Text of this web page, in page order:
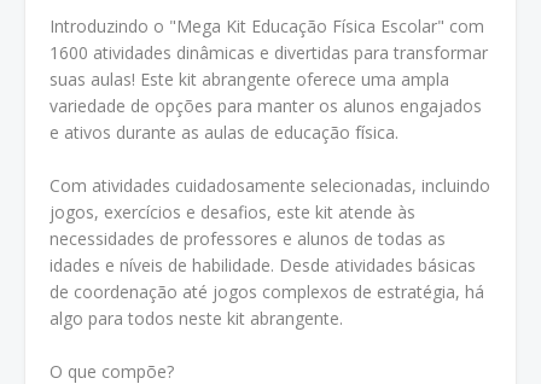
Introduzindo o "Mega Kit Educação Física Escolar" com
1600 atividades dinâmicas e divertidas para transformar
suas aulas! Este kit abrangente oferece uma ampla
variedade de opções para manter os alunos engajados
e ativos durante as aulas de educação física.
Com atividades cuidadosamente selecionadas, incluindo
jogos, exercícios e desafios, este kit atende às
necessidades de professores e alunos de todas as
idades e níveis de habilidade. Desde atividades básicas
de coordenação até jogos complexos de estratégia, há
algo para todos neste kit abrangente.
O que compõe?